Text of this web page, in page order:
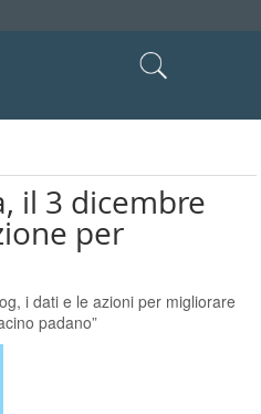
il 3 dicembre
per
i dati e le azioni per migliorare
padano”